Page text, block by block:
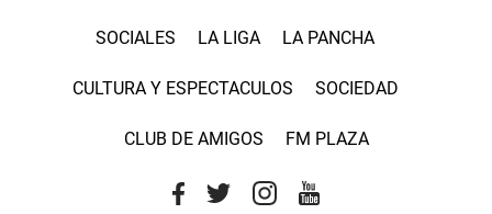
SOCIALES LA LIGA LA PANCHA
CULTURA Y ESPECTACULOS SOCIEDAD
CLUB DE AMIGOS FM PLAZA